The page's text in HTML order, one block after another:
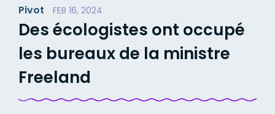
Pivot FEB 16, 2024
Des écologistes ont occupé
les bureaux de la ministre
Freeland